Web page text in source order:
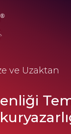
ve Uzaktan